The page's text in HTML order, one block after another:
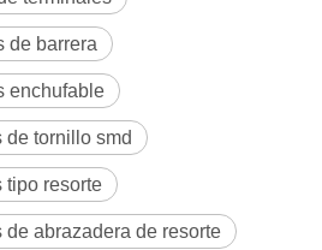
de barrera
enchufable
de tornillo smd
tipo resorte
de abrazadera de resorte